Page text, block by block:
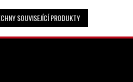
SOUVISEJÍCÍ PRODUKTY